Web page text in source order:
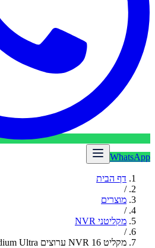
WhatsApp
דף הבית
/
מוצרים
/
מקליטני NVR
/
מקליט NVR 16 ערוצים Radium Ultra דו-דיסק 8TB